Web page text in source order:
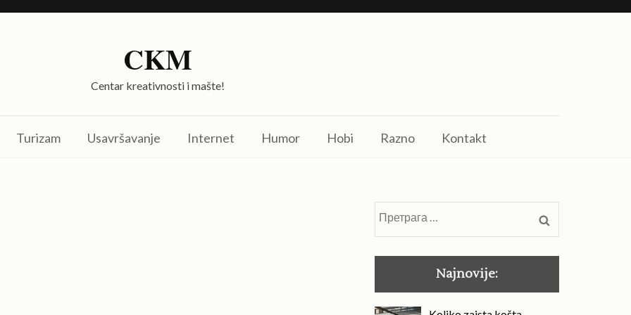
CKM
Centar kreativnosti i mašte!
Turizam Usavršavanje Internet Humor Hobi Razno Kontakt
Претрага
за:
Najnovije: